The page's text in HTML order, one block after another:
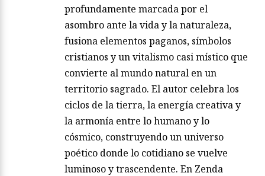
profundamente marcada por el
asombro ante la vida y la naturaleza,
fusiona elementos paganos, símbolos
cristianos y un vitalismo casi místico que
convierte al mundo natural en un
territorio sagrado. El autor celebra los
ciclos de la tierra, la energía creativa y
la armonía entre lo humano y lo
cósmico, construyendo un universo
poético donde lo cotidiano se vuelve
luminoso y trascendente. En Zenda